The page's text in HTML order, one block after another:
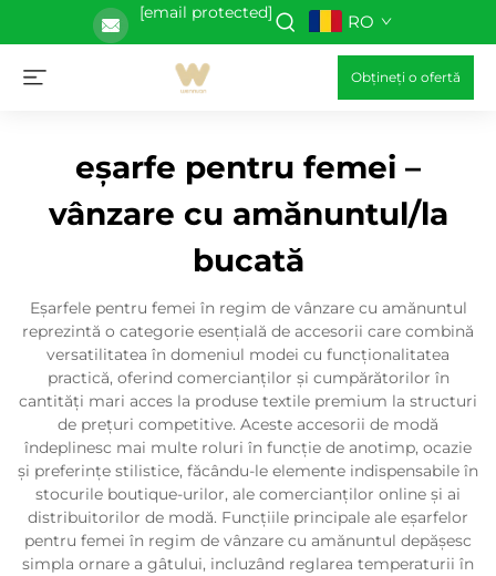
[email protected] RO
Obțineți o ofertă
eșarfe pentru femei –
vânzare cu amănuntul/la
bucată
Eșarfele pentru femei în regim de vânzare cu amănuntul
reprezintă o categorie esențială de accesorii care combină
versatilitatea în domeniul modei cu funcționalitatea
practică, oferind comercianților și cumpărătorilor în
cantități mari acces la produse textile premium la structuri
de prețuri competitive. Aceste accesorii de modă
îndeplinesc mai multe roluri în funcție de anotimp, ocazie
și preferințe stilistice, făcându-le elemente indispensabile în
stocurile boutique-urilor, ale comercianților online și ai
distribuitorilor de modă. Funcțiile principale ale eșarfelor
pentru femei în regim de vânzare cu amănuntul depășesc
simpla ornare a gâtului, incluzând reglarea temperaturii în